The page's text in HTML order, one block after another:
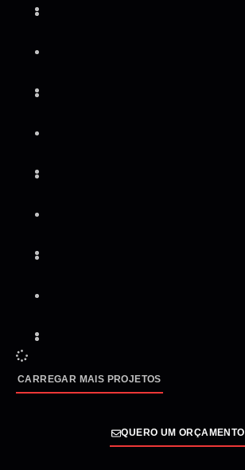
CARREGAR MAIS PROJETOS
QUERO UM ORÇAMENTO